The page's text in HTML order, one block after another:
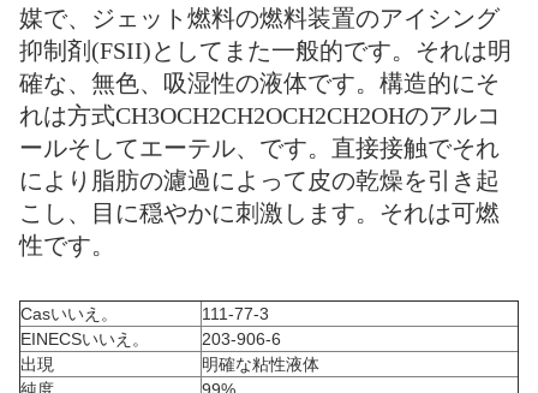
媒で、ジェット燃料の燃料装置のアイシング
抑制剤(FSII)としてまた一般的です。それは明
確な、無色、吸湿性の液体です。構造的にそ
れは方式CH3OCH2CH2OCH2CH2OHのアルコ
ールそしてエーテル、です。直接接触でそれ
により脂肪の濾過によって皮の乾燥を引き起
こし、目に穏やかに刺激します。それは可燃
性です。
Casいいえ。
111-77-3
EINECSいいえ。
203-906-6
出現
明確な粘性液体